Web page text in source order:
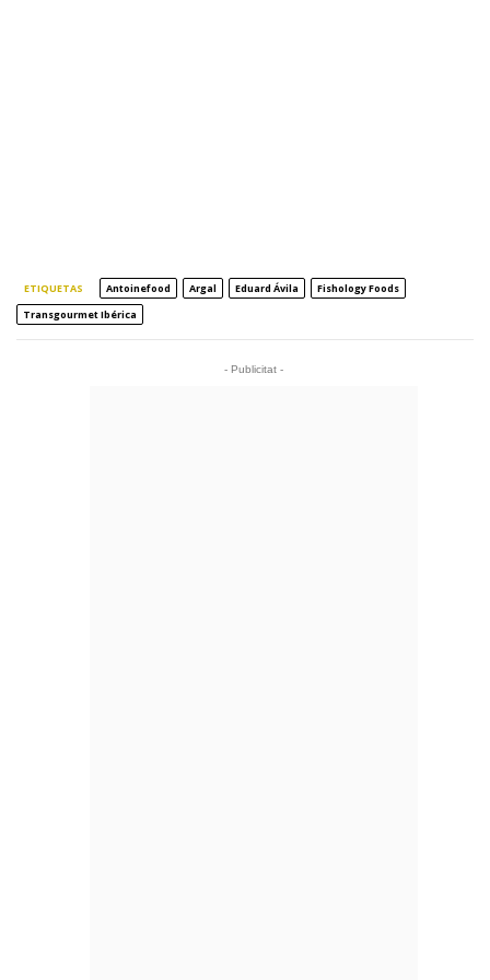
ETIQUETAS Antoinefood Argal Eduard Ávila
Fishology Foods
Transgourmet Ibérica
- Publicitat -